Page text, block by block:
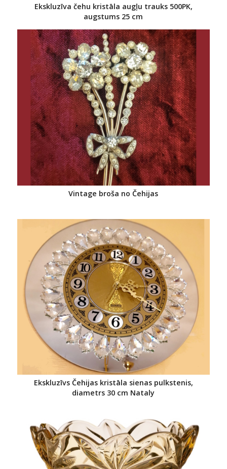
Ekskluzīva čehu kristāla augļu trauks 500PK,
augstums 25 cm
Vintage broša no Čehijas
Ekskluzīvs Čehijas kristāla sienas pulkstenis,
diametrs 30 cm Nataly